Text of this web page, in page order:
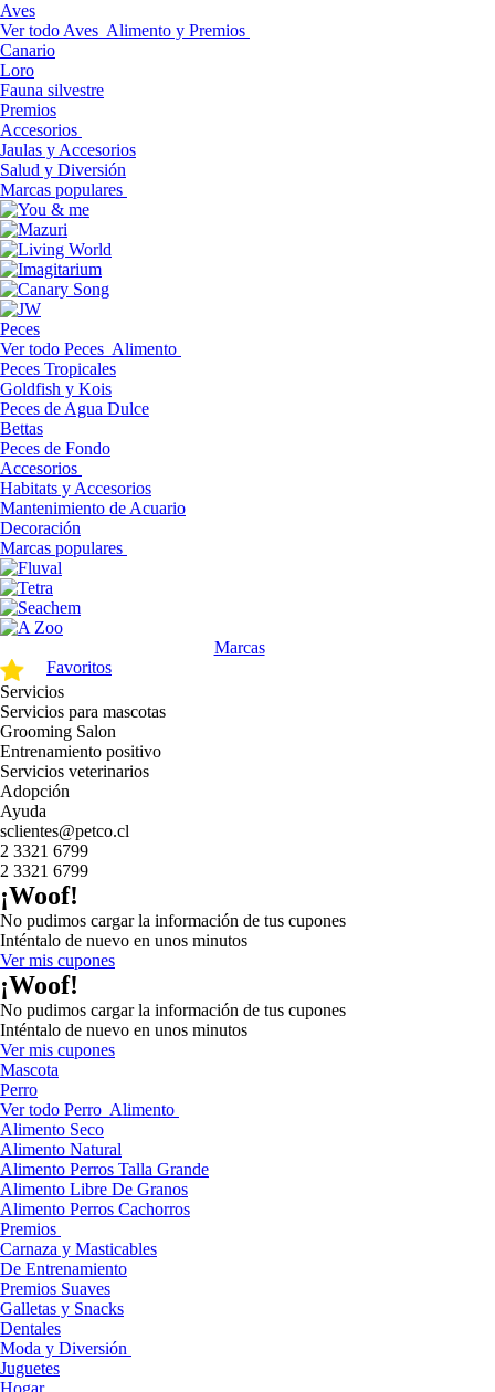
Aves
Ver todo Aves Alimento y Premios
Canario
Loro
Fauna silvestre
Premios
Accesorios
Jaulas y Accesorios
Salud y Diversión
Marcas populares
Peces
Ver todo Peces Alimento
Peces Tropicales
Goldfish y Kois
Peces de Agua Dulce
Bettas
Peces de Fondo
Accesorios
Habitats y Accesorios
Mantenimiento de Acuario
Decoración
Marcas populares
Marcas
Favoritos
Servicios
Servicios para mascotas
Grooming Salon
Entrenamiento positivo
Servicios veterinarios
Adopción
Ayuda
sclientes@petco.cl
2 3321 6799
2 3321 6799
¡Woof!
No pudimos cargar la información de tus cupones
Inténtalo de nuevo en unos minutos
Ver mis cupones
¡Woof!
No pudimos cargar la información de tus cupones
Inténtalo de nuevo en unos minutos
Ver mis cupones
Mascota
Perro
Ver todo Perro Alimento
Alimento Seco
Alimento Natural
Alimento Perros Talla Grande
Alimento Libre De Granos
Alimento Perros Cachorros
Premios
Carnaza y Masticables
De Entrenamiento
Premios Suaves
Galletas y Snacks
Dentales
Moda y Diversión
Juguetes
Hogar